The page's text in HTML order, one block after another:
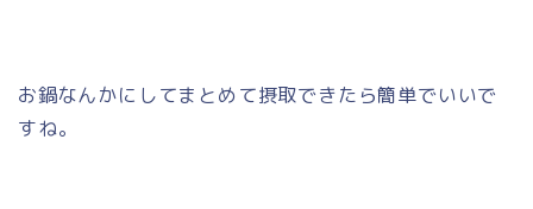
お鍋なんかにしてまとめて摂取できたら簡単でいいで
すね。